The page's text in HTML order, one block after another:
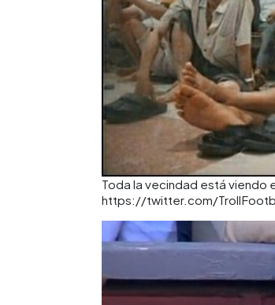
Toda la vecindad está viendo
https://twitter.com/